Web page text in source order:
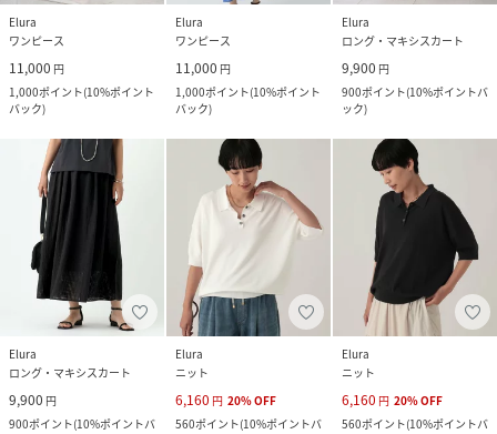
Elura
ワンピース
11,000 円
1,000ポイント(10%ポイント
バック)
Elura
ワンピース
11,000 円
1,000ポイント(10%ポイント
バック)
Elura
ロング・マキシスカート
9,900 円
900ポイント(10%ポイントバ
ック)
Elura
ロング・マキシスカート
9,900 円
900ポイント(10%ポイントバ
Elura
ニット
6,160 円 20%OFF
560ポイント(10%ポイントバ
Elura
ニット
6,160 円 20%OFF
560ポイント(10%ポイントバ